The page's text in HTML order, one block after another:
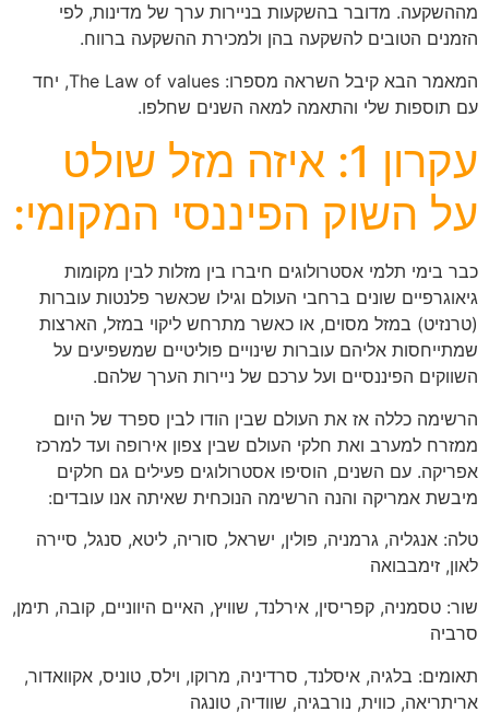
מההשקעה. מדובר בהשקעות בניירות ערך של מדינות, לפי
הזמנים הטובים להשקעה בהן ולמכירת ההשקעה ברווח.
המאמר הבא קיבל השראה מספרו: The Law of values, יחד
עם תוספות שלי והתאמה למאה השנים שחלפו.
עקרון 1: איזה מזל שולט
על השוק הפיננסי המקומי:
כבר בימי תלמי אסטרולוגים חיברו בין מזלות לבין מקומות
גיאוגרפיים שונים ברחבי העולם וגילו שכאשר פלנטות עוברות
(טרנזיט) במזל מסוים, או כאשר מתרחש ליקוי במזל, הארצות
שמתייחסות אליהם עוברות שינויים פוליטיים שמשפיעים על
השווקים הפיננסיים ועל ערכם של ניירות הערך שלהם.
הרשימה כללה אז את העולם שבין הודו לבין ספרד של היום
ממזרח למערב ואת חלקי העולם שבין צפון אירופה ועד למרכז
אפריקה. עם השנים, הוסיפו אסטרולוגים פעילים גם חלקים
מיבשת אמריקה והנה הרשימה הנוכחית שאיתה אנו עובדים:
טלה: אנגליה, גרמניה, פולין, ישראל, סוריה, ליטא, סנגל, סיירה
לאון, זימבבואה
שור: טסמניה, קפריסין, אירלנד, שוויץ, האיים היווניים, קובה, תימן,
סרביה
תאומים: בלגיה, איסלנד, סרדיניה, מרוקו, וילס, טוניס, אקוואדור,
אריתריאה, כווית, נורבגיה, שוודיה, טונגה